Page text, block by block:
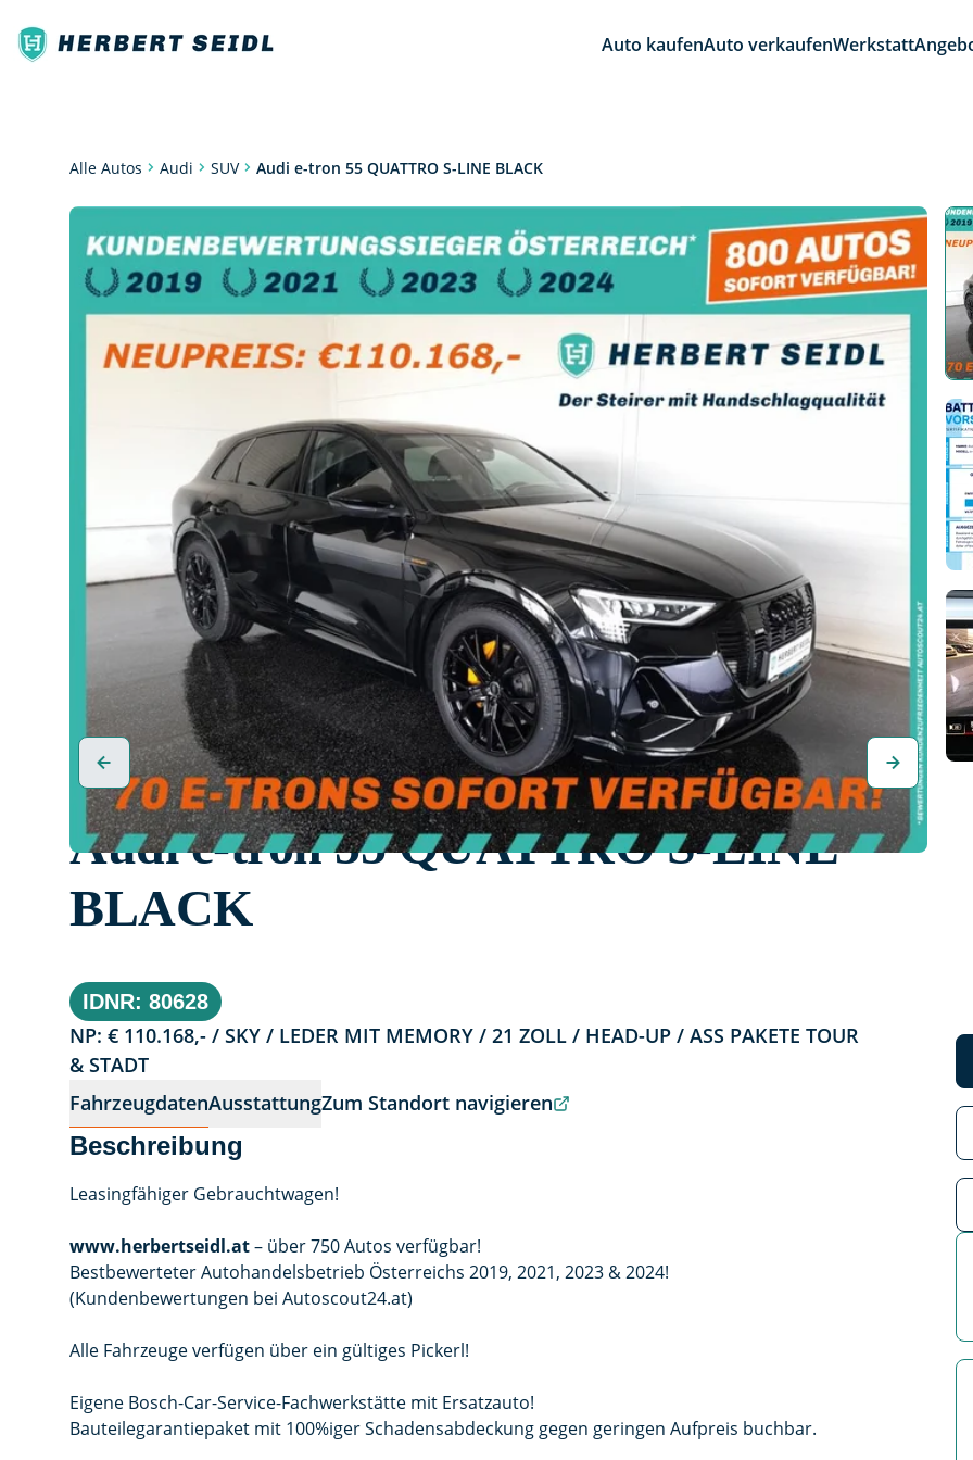
Auto kaufenAuto verkaufenWerkstatt
Alle Autos Audi SUV Audi e-tron 55 QUATTRO S-LINE BLACK
Audi e-tron 55 QUATTRO S-LINE
BLACK
IDNR: 80628
NP: € 110.168,- / SKY / LEDER MIT MEMORY / 21 ZOLL / HEAD-UP / ASS PAKETE TOUR
& STADT
FahrzeugdatenAusstattungZum Standort navigieren
Beschreibung
Leasingfähiger Gebrauchtwagen!
www.herbertseidl.at– über 750 Autos verfügbar!
Bestbewerteter Autohandelsbetrieb Österreichs 2019, 2021, 2023 & 2024!
(Kundenbewertungen bei Autoscout24.at)
Alle Fahrzeuge verfügen über ein gültiges Pickerl!
Eigene Bosch-Car-Service-Fachwerkstätte mit Ersatzauto!
Bauteilegarantiepaket mit 100%iger Schadensabdeckung gegen geringen Aufpreis buchbar.